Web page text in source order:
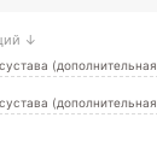
↓
(дополнительная
(дополнительная